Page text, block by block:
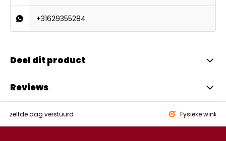
+31629355284
Deel dit product
Reviews
zelfde dag verstuurd Fysieke winkel